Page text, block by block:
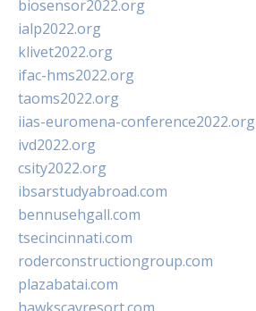
biosensor2022.org
ialp2022.org
klivet2022.org
ifac-hms2022.org
taoms2022.org
iias-euromena-conference2022.org
ivd2022.org
csity2022.org
ibsarstudyabroad.com
bennusehgall.com
tsecincinnati.com
roderconstructiongroup.com
plazabatai.com